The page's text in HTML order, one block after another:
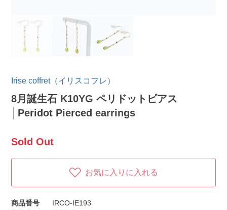
Irise coffret（イリスコフレ）
8月誕生石 K10YG ペリドットピアス
│Peridot Pierced earrings
Sold Out
お気に入りに入れる
商品番号
IRCO-IE193